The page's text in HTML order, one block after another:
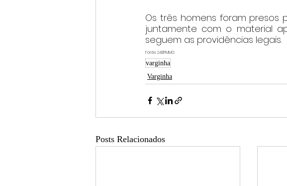
Os três homens foram presos
juntamente com o material
seguem as providências legais.
Fonte: 24BPMMG
varginha
Varginha
Posts Relacionados